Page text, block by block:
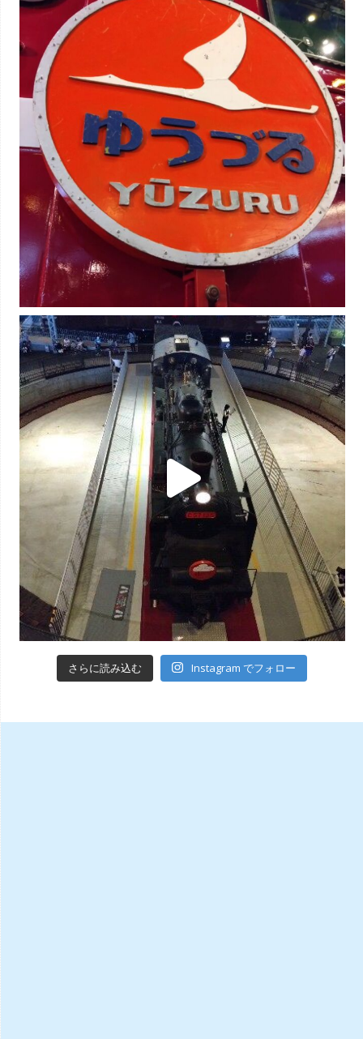
さらに読み込む Instagram でフォロー